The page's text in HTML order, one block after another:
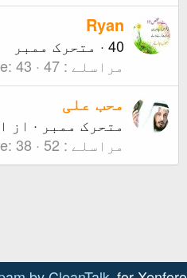
Ryan
متحرک ممبر · 40
مراسلے
47
43
محب علی
متحرک ممبر · از
مراسلے
52
38